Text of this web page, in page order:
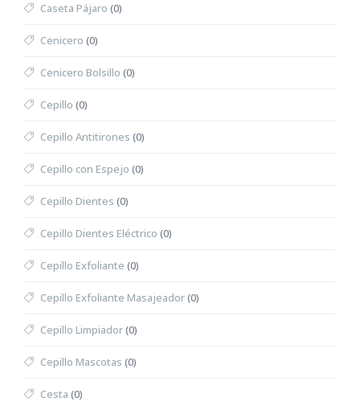
Caseta Pájaro (0)
Cenicero (0)
Cenicero Bolsillo (0)
Cepillo (0)
Cepillo Antitirones (0)
Cepillo con Espejo (0)
Cepillo Dientes (0)
Cepillo Dientes Eléctrico (0)
Cepillo Exfoliante (0)
Cepillo Exfoliante Masajeador(0)
Cepillo Limpiador(0)
Cepillo Mascotas (0)
Cesta (0)